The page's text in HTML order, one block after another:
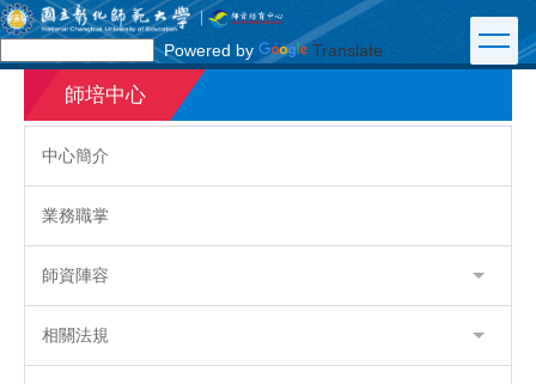
跳
到
主
內
Powered by Translate
師培中心
中心簡介
業務職掌
師資陣容
相關法規